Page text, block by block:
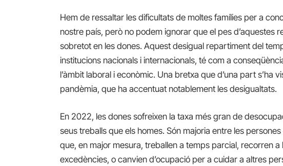
Hem de ressaltar les dificultats de moltes famílies per a
nostre país, però no podem ignorar que el pes d’aquestes
sobretot en les dones. Aquest desigual repartiment del
institucions nacionals i internacionals, té com a
l’àmbit laboral i econòmic. Una bretxa que d’una part s’ha
pandèmia, que ha accentuat notablement les desigualtats.
En 2022, les dones sofreixen la taxa més gran de
seus treballs que els homes. Són majoria entre les
que, en major mesura, treballen a temps parcial, recorren
excedències, o canvien d’ocupació per a cuidar a altres